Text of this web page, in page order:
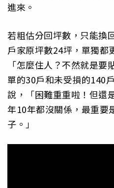
進來。
若粗估分回坪數，只能換
戶家原坪數24坪，單獨都
「怎麼住人？不然就是
單的30戶和未受損的140
說，「困難重重啦！但還
年10年都沒關係，最重要
子。」